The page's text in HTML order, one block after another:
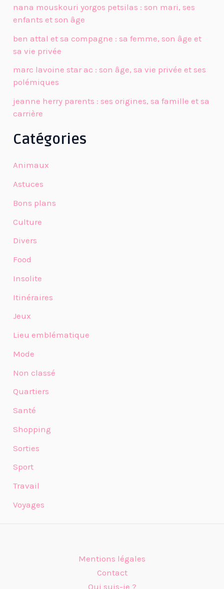
nana mouskouri yorgos petsilas : son mari, ses
enfants et son âge
ben attal et sa compagne : sa femme, son âge et
sa vie privée
marc lavoine star ac : son âge, sa vie privée et ses
polémiques
jeanne herry parents : ses origines, sa famille et sa
carrière
Catégories
Animaux
Astuces
Bons plans
Culture
Divers
Food
Insolite
Itinéraires
Jeux
Lieu emblématique
Mode
Non classé
Quartiers
Santé
Shopping
Sorties
Sport
Travail
Voyages
Mentions légales
Contact
Qui suis-je ?